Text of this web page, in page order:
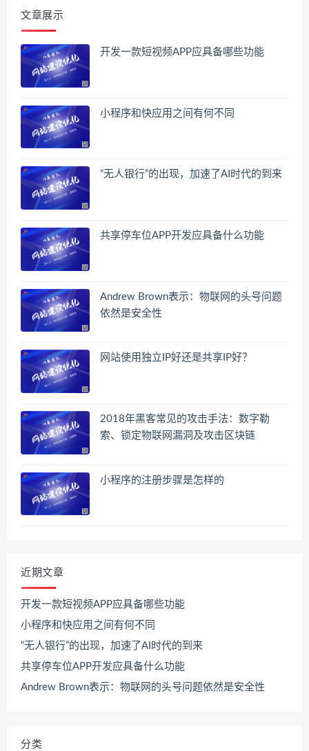
文章展示
开发一款短视频APP应具备哪些功能
小程序和快应用之间有何不同
“无人银行”的出现，加速了AI时代的到来
共享停车位APP开发应具备什么功能
Andrew Brown表示：物联网的头号问题
依然是安全性
网站使用独立IP好还是共享IP好？
2018年黑客常见的攻击手法：数字勒
索、锁定物联网漏洞及攻击区块链
小程序的注册步骤是怎样的
近期文章
开发一款短视频APP应具备哪些功能
小程序和快应用之间有何不同
“无人银行”的出现，加速了AI时代的到来
共享停车位APP开发应具备什么功能
Andrew Brown表示：物联网的头号问题依然是安全性
分类